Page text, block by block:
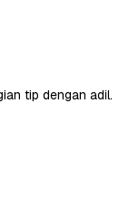
tip dengan adil.